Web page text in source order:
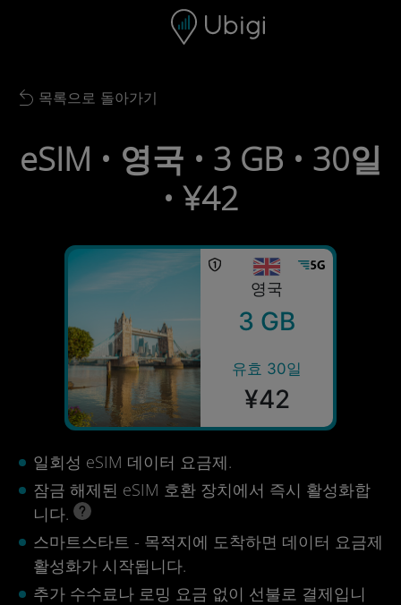
내비게이션 바 하단
Back to list
목록으로 돌아가기
eSIM • 영국 • 3 GB • 30일
• ¥42
영국
3 GB
유효 30일
¥42
일회성 eSIM 데이터 요금제.
잠금 해제된 eSIM 호환 장치에서 즉시 활성화합
니다.
스마트스타트 - 목적지에 도착하면 데이터 요금제
활성화가 시작됩니다.
추가 수수료나 로밍 요금 없이 선불로 결제입니